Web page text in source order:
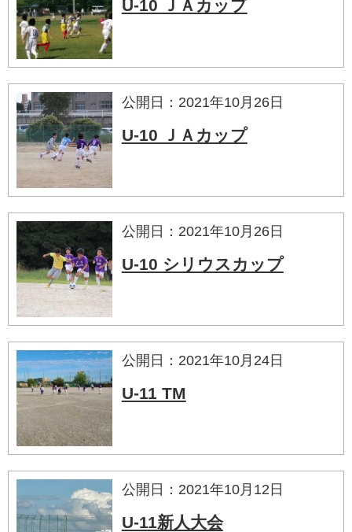
U-10 ＪＡカップ
公開日：2021年10月26日
U-10 ＪＡカップ
公開日：2021年10月26日
U-10 シリウスカップ
公開日：2021年10月24日
U-11 TM
公開日：2021年10月12日
U-11新人大会